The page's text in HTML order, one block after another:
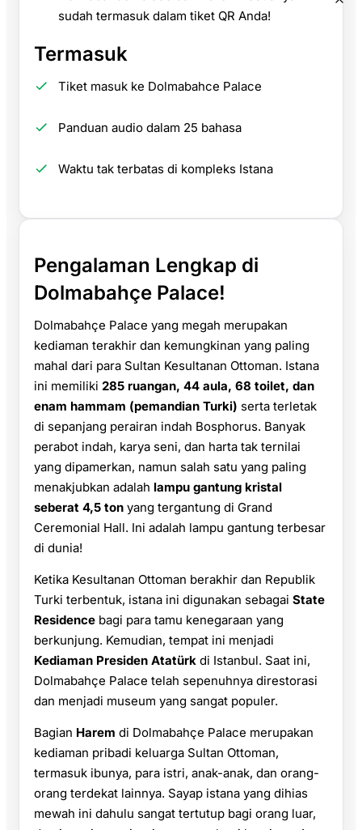
sudah termasuk dalam tiket QR Anda!
Termasuk
Tiket masuk ke Dolmabahce Palace
Panduan audio dalam 25 bahasa
Waktu tak terbatas di kompleks Istana
Pengalaman Lengkap di
Dolmabahçe Palace!
Dolmabahçe Palace yang megah merupakan
kediaman terakhir dan kemungkinan yang paling
mahal dari para Sultan Kesultanan Ottoman. Istana
ini memiliki 285 ruangan, 44 aula, 68 toilet, dan
enam hammam (pemandian Turki) serta terletak
di sepanjang perairan indah Bosphorus. Banyak
perabot indah, karya seni, dan harta tak ternilai
yang dipamerkan, namun salah satu yang paling
menakjubkan adalah lampu gantung kristal
seberat 4,5 ton yang tergantung di Grand
Ceremonial Hall. Ini adalah lampu gantung terbesar
di dunia!
Ketika Kesultanan Ottoman berakhir dan Republik
Turki terbentuk, istana ini digunakan sebagai State
Residence bagi para tamu kenegaraan yang
berkunjung. Kemudian, tempat ini menjadi
Kediaman Presiden Atatürk di Istanbul. Saat ini,
Dolmabahçe Palace telah sepenuhnya direstorasi
dan menjadi museum yang sangat populer.
Bagian Harem di Dolmabahçe Palace merupakan
kediaman pribadi keluarga Sultan Ottoman,
termasuk ibunya, para istri, anak-anak, dan orang-
orang terdekat lainnya. Sayap istana yang dihias
mewah ini dahulu sangat tertutup bagi orang luar,